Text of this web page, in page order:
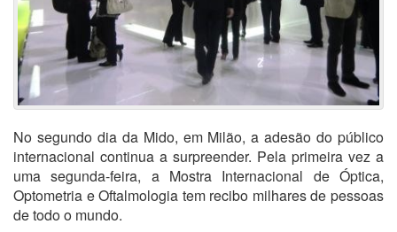
No segundo dia da Mido, em Milão, a adesão do público
internacional continua a surpreender. Pela primeira vez a
uma segunda-feira, a Mostra Internacional de Óptica,
Optometria e Oftalmologia tem recibo milhares de pessoas
de todo o mundo.